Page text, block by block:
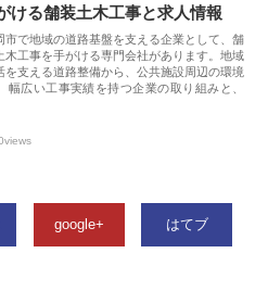
ける舗装土木工事と求人情報
市で地域の道路基盤を支える企業として、舗
木工事を手がける専門会社があります。地域
を支える道路整備から、公共施設周辺の環境
幅広い工事実績を持つ企業の取り組みと、
google+ はてブ